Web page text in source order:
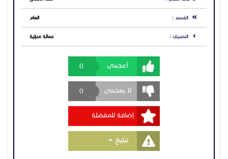
القسم : العام
التصنيف : عمالة منزلية
أعجبنى 0
لا يعجبنى 0
إضافة للمفضلة
تبليغ Toggle Dropdown